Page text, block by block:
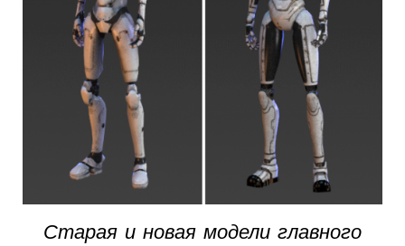
Старая и новая модели главного